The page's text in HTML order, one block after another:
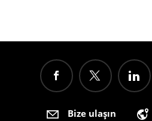
Bize ulaşın